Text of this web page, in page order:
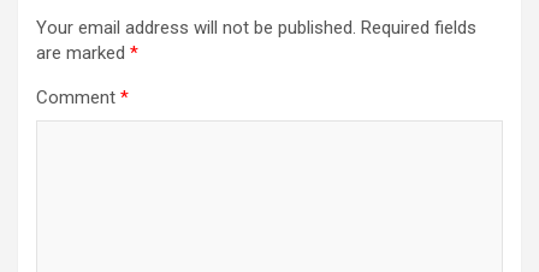
Your email address will not be published. Required fields
are marked *
Comment *